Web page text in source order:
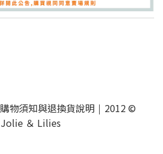
購物須知與退換貨說明| 2012 ©
Jolie ＆ Lilies